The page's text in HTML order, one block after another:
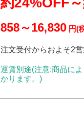
858～16,830 円(
注文受付からおよそ2
運賃別途(注意:商品に
かります。)